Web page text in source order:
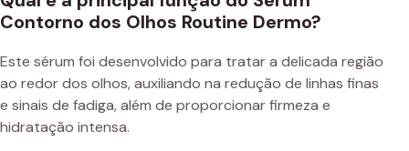
Contorno dos Olhos Routine Dermo?
Este sérum foi desenvolvido para tratar a delicada região
ao redor dos olhos, auxiliando na redução de linhas finas
e sinais de fadiga, além de proporcionar firmeza e
hidratação intensa.